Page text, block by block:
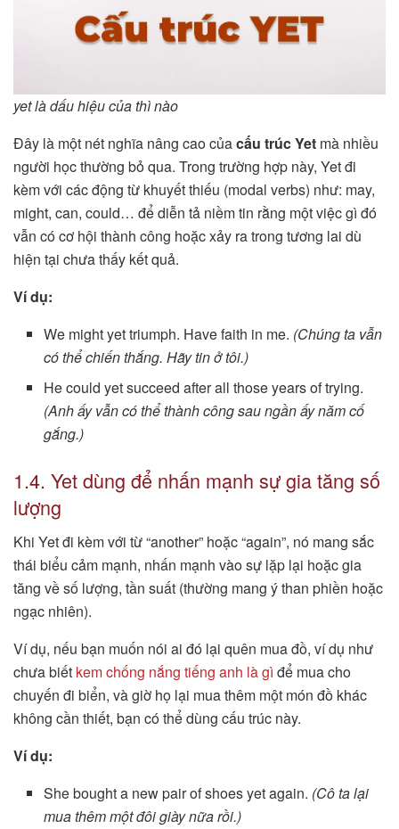
yet là dấu hiệu của thì nào
Đây là một nét nghĩa nâng cao củacấu trúc Yet mà nhiều
người học thường bỏ qua. Trong trường hợp này, Yet đi
kèm với các động từ khuyết thiếu (modal verbs) như: may,
might, can, could… để diễn tả niềm tin rằng một việc gì đó
vẫn có cơ hội thành công hoặc xảy ra trong tương lai dù
hiện tại chưa thấy kết quả.
Ví dụ:
We might yet triumph. Have faith in me. (Chúng ta vẫn
có thể chiến thắng. Hãy tin ở tôi.)
He could yet succeed after all those years of trying.
(Anh ấy vẫn có thể thành công sau ngần ấy năm cố
gắng.)
1.4. Yet dùng để nhấn mạnh sự gia tăng số
lượng
Khi Yet đi kèm với từ “another” hoặc “again”, nó mang sắc
thái biểu cảm mạnh, nhấn mạnh vào sự lặp lại hoặc gia
tăng về số lượng, tần suất (thường mang ý than phiền hoặc
ngạc nhiên).
Ví dụ, nếu bạn muốn nói ai đó lại quên mua đồ, ví dụ như
chưa biết kem chống nắng tiếng anh là gì để mua cho
chuyến đi biển, và giờ họ lại mua thêm một món đồ khác
không cần thiết, bạn có thể dùng cấu trúc này.
Ví dụ:
She bought a new pair of shoes yet again. (Cô ta lại
mua thêm một đôi giày nữa rồi.)